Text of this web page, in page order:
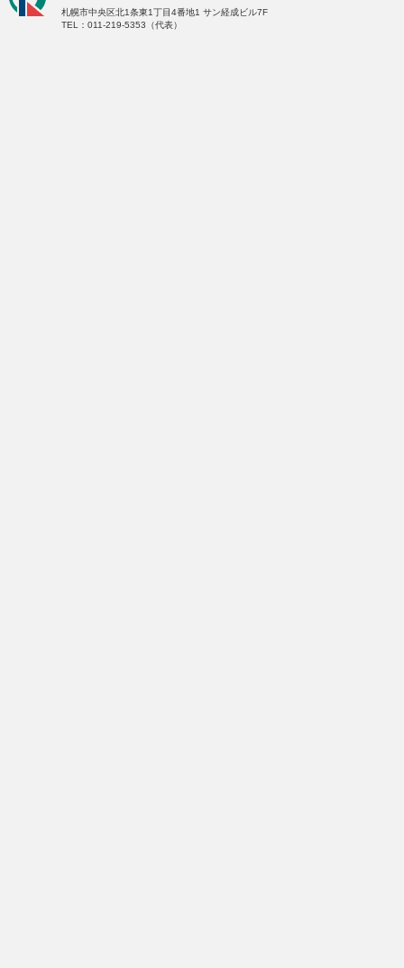
札幌市中央区北1条東1丁目4番地1 サン経成ビル7F
TEL：011-219-5353（代表）